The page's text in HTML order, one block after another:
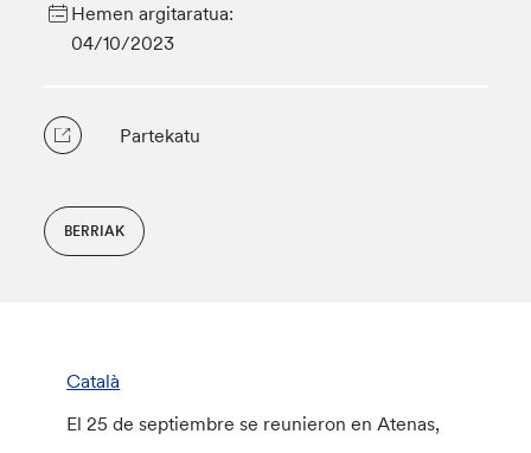
Hemen argitaratua:
04/10/2023
Partekatu
BERRIAK
Català
El 25 de septiembre se reunieron en Atenas,